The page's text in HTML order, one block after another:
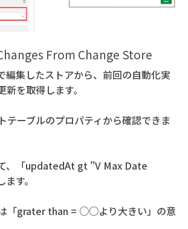
From Change Store
編集したストアから、前回の自動化実
を取得します。
テーブルのプロパティから確認できま
、「updatedAt gt "V Max Date
す。
「grater than = ○○より大きい」の意